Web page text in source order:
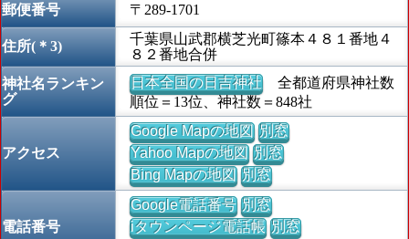
郵便番号 〒289-1701
住所(＊3)
千葉県山武郡横芝光町篠本４８１番地４
８２番地合併
神社名ランキン
グ
日本全国の日吉神社全都道府県神社数
順位＝13位、神社数＝848社
アクセス
Google Mapの地図 別窓
Yahoo Mapの地図 別窓
Bing Mapの地図 別窓
電話番号
Google電話番号 別窓
iタウンページ電話帳 別窓